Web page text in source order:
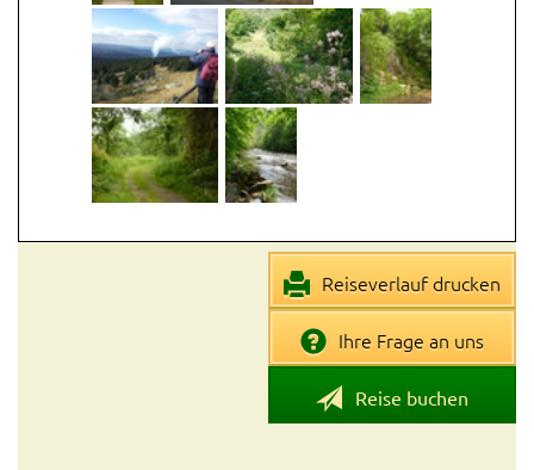
Reiseverlauf drucken
Ihre Frage an uns
Reise buchen